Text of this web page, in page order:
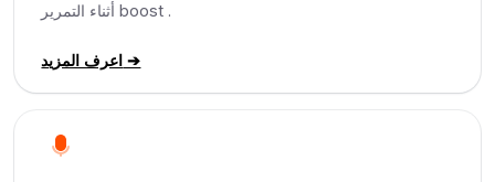
أثناء التمرير boost .
اعرف المزيد ➔